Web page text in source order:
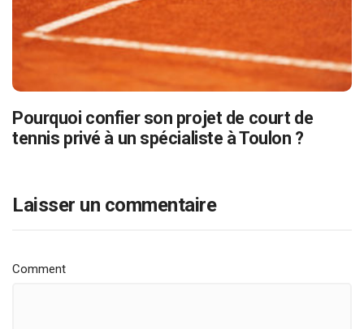
Pourquoi confier son projet de court de
tennis privé à un spécialiste à Toulon ?
Laisser un commentaire
Comment